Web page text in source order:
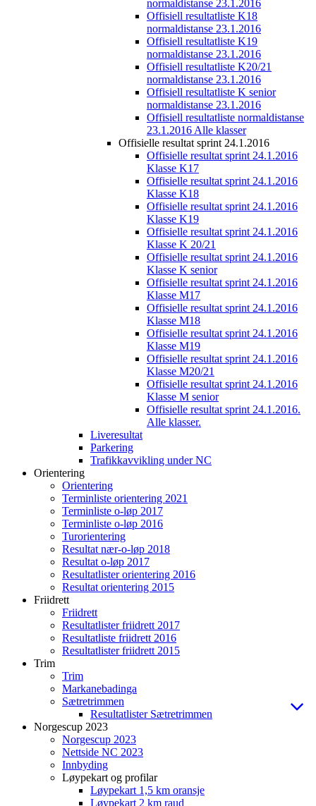
normaldistanse 23.1.2016
Offisiell resultatliste K18
normaldistanse 23.1.2016
Offisiell resultatliste K19
normaldistanse 23.1.2016
Offisiell resultatliste K20/21
normaldistanse 23.1.2016
Offisiell resultatliste K senior
normaldistanse 23.1.2016
Offisiell resultatliste normaldistanse
23.1.2016 Alle klasser
Offisielle resultat sprint 24.1.2016
Offisielle resultat sprint 24.1.2016
Klasse K17
Offisielle resultat sprint 24.1.2016
Klasse K18
Offisielle resultat sprint 24.1.2016
Klasse K19
Offisielle resultat sprint 24.1.2016
Klasse K 20/21
Offisielle resultat sprint 24.1.2016
Klasse K senior
Offisielle resultat sprint 24.1.2016
Klasse M17
Offisielle resultat sprint 24.1.2016
Klasse M18
Offisielle resultat sprint 24.1.2016
Klasse M19
Offisielle resultat sprint 24.1.2016
Klasse M20/21
Offisielle resultat sprint 24.1.2016
Klasse M senior
Offisielle resultat sprint 24.1.2016.
Alle klasser.
Liveresultat
Parkering
Trafikkavvikling under NC
Orientering
Orientering
Terminliste orientering 2021
Terminliste o-løp 2017
Terminliste o-løp 2016
Turorientering
Resultat nær-o-løp 2018
Resultat o-løp 2017
Resultatlister orientering 2016
Resultat orientering 2015
Friidrett
Friidrett
Resultatlister friidrett 2017
Resultatliste friidrett 2016
Resultatlister friidrett 2015
Trim
Trim
Markanebadinga
Sætretrimmen
Resultatlister Sætretrimmen
Norgescup 2023
Norgescup 2023
Nettside NC 2023
Innbyding
Løypekart og profilar
Løypekart 1,5 km oransje
Løypekart 2 km raud